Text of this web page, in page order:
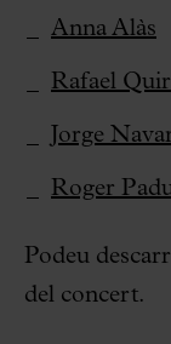
Anna Alàs
Rafael
Jorge
Roger
Podeu
del concert.